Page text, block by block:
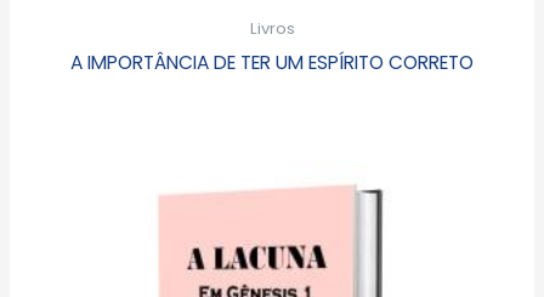
Livros
A IMPORTÂNCIA DE TER UM ESPÍRITO CORRETO